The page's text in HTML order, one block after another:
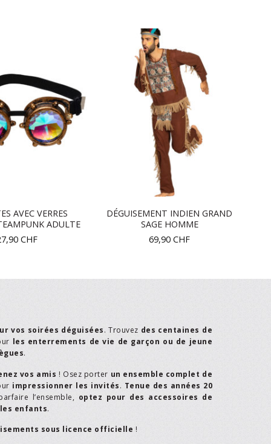
AVEC VERRES
ADULTE
CHF
DÉGUISEMENT INDIEN GRAND
SAGE HOMME
69,90 CHF
vos soirées déguisées. Trouvez des centaines de
les enterrements de vie de garçon ou de jeune
.
vos amis ! Osez porter un ensemble complet de
impressionner les invités. Tenue des années 20
l’ensemble, optez pour des accessoires de
les enfants.
sous licence officielle !